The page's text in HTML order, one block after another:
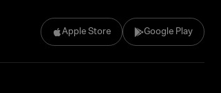
Apple Store Google Play